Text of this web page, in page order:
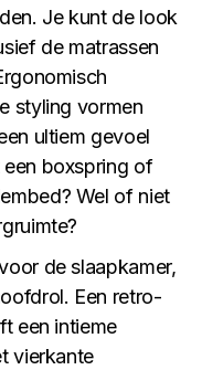
Je kunt de look
de matrassen
styling vormen
ultiem gevoel
boxspring of
Wel of niet
de slaapkamer,
Een retro-
een intieme
vierkante